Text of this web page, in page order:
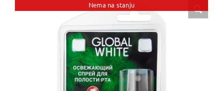
Nema na stanju